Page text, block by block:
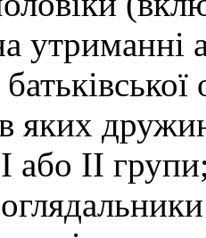
утриманні
яких
І або II